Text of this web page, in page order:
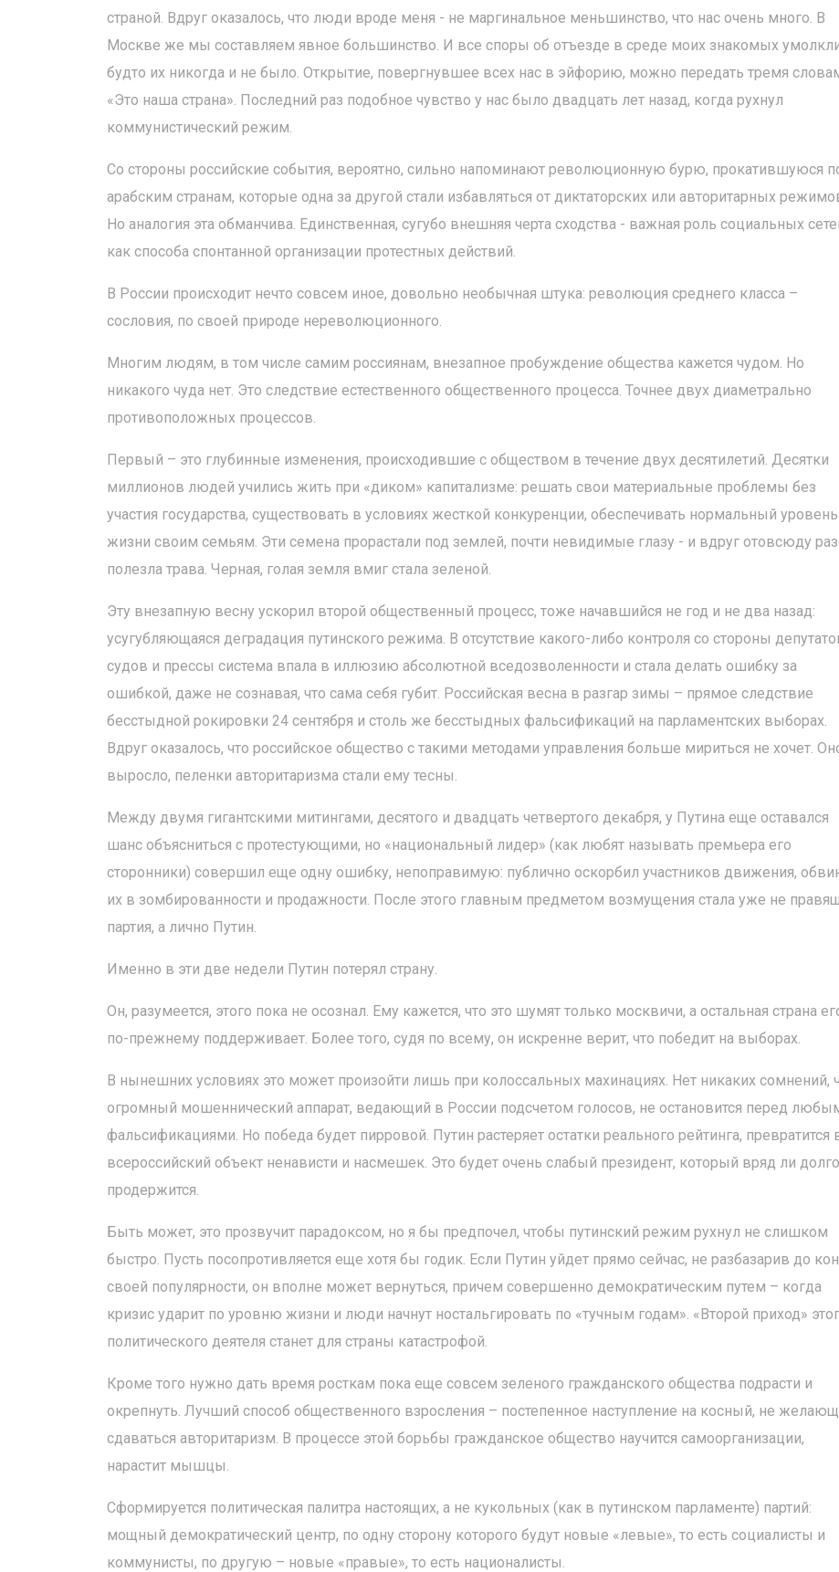
страной. Вдруг оказалось, что люди вроде меня - не маргинальное меньшинство, что нас очень много. В
Москве же мы составляем явное большинство. И все споры об отъезде в среде моих знакомых
будто их никогда и не было. Открытие, повергнувшее всех нас в эйфорию, можно передать тремя
«Это наша страна». Последний раз подобное чувство у нас было двадцать лет назад, когда рухнул
коммунистический режим.
Со стороны российские события, вероятно, сильно напоминают революционную бурю, прокатившуюся
арабским странам, которые одна за другой стали избавляться от диктаторских или авторитарных
Но аналогия эта обманчива. Единственная, сугубо внешняя черта сходства - важная роль социальных
как способа спонтанной организации протестных действий.
В России происходит нечто совсем иное, довольно необычная штука: революция среднего класса –
сословия, по своей природе нереволюционного.
Многим людям, в том числе самим россиянам, внезапное пробуждение общества кажется чудом. Но
никакого чуда нет. Это следствие естественного общественного процесса. Точнее двух диаметрально
противоположных процессов.
Первый – это глубинные изменения, происходившие с обществом в течение двух десятилетий. Десятки
миллионов людей учились жить при «диком» капитализме: решать свои материальные проблемы без
участия государства, существовать в условиях жесткой конкуренции, обеспечивать нормальный уровень
жизни своим семьям. Эти семена прорастали под землей, почти невидимые глазу - и вдруг отовсюду
полезла трава. Черная, голая земля вмиг стала зеленой.
Эту внезапную весну ускорил второй общественный процесс, тоже начавшийся не год и не два назад:
усугубляющаяся деградация путинского режима. В отсутствие какого-либо контроля со стороны
судов и прессы система впала в иллюзию абсолютной вседозволенности и стала делать ошибку за
ошибкой, даже не сознавая, что сама себя губит. Российская весна в разгар зимы – прямое следствие
бесстыдной рокировки 24 сентября и столь же бесстыдных фальсификаций на парламентских выборах.
Вдруг оказалось, что российское общество с такими методами управления больше мириться не хочет.
выросло, пеленки авторитаризма стали ему тесны.
Между двумя гигантскими митингами, десятого и двадцать четвертого декабря, у Путина еще оставался
шанс объясниться с протестующими, но «национальный лидер» (как любят называть премьера его
сторонники) совершил еще одну ошибку, непоправимую: публично оскорбил участников движения,
их в зомбированности и продажности. После этого главным предметом возмущения стала уже не
партия, а лично Путин.
Именно в эти две недели Путин потерял страну.
Он, разумеется, этого пока не осознал. Ему кажется, что это шумят только москвичи, а остальная страна
по-прежнему поддерживает. Более того, судя по всему, он искренне верит, что победит на выборах.
В нынешних условиях это может произойти лишь при колоссальных махинациях. Нет никаких сомнений,
огромный мошеннический аппарат, ведающий в России подсчетом голосов, не остановится перед
фальсификациями. Но победа будет пирровой. Путин растеряет остатки реального рейтинга, превратится
всероссийский объект ненависти и насмешек. Это будет очень слабый президент, который вряд ли долго
продержится.
Быть может, это прозвучит парадоксом, но я бы предпочел, чтобы путинский режим рухнул не слишком
быстро. Пусть посопротивляется еще хотя бы годик. Если Путин уйдет прямо сейчас, не разбазарив до
своей популярности, он вполне может вернуться, причем совершенно демократическим путем – когда
кризис ударит по уровню жизни и люди начнут ностальгировать по «тучным годам». «Второй приход»
политического деятеля станет для страны катастрофой.
Кроме того нужно дать время росткам пока еще совсем зеленого гражданского общества подрасти и
окрепнуть. Лучший способ общественного взросления – постепенное наступление на косный, не
сдаваться авторитаризм. В процессе этой борьбы гражданское общество научится самоорганизации,
нарастит мышцы.
Сформируется политическая палитра настоящих, а не кукольных (как в путинском парламенте) партий:
мощный демократический центр, по одну сторону которого будут новые «левые», то есть социалисты и
коммунисты, по другую – новые «правые», то есть националисты.